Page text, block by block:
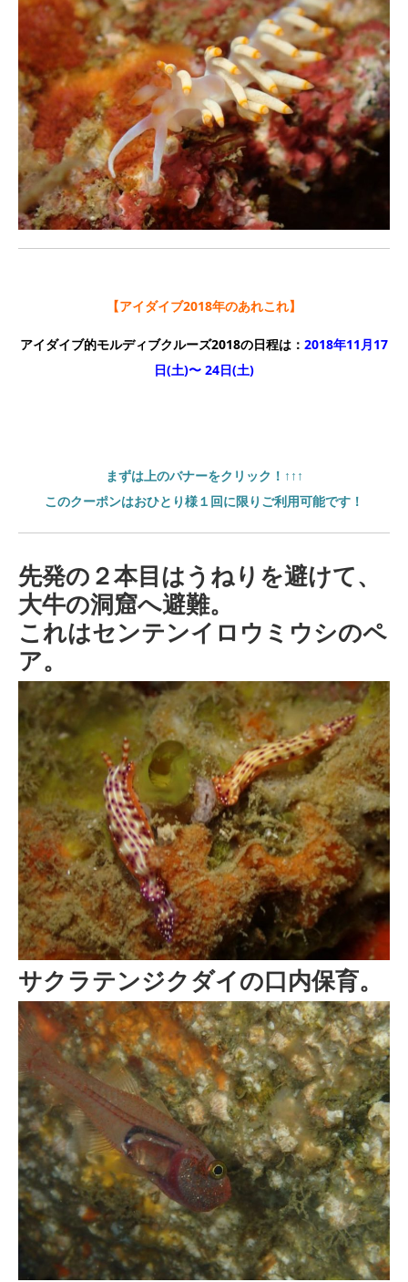
【アイダイブ2018年のあれこれ】
アイダイブ的モルディブクルーズ2018の日程は： 2018年11月17
日(土)〜 24日(土)
まずは上のバナーをクリック！↑↑↑
このクーポンはおひとり様１回に限りご利用可能です！
先発の２本目はうねりを避けて、
大牛の洞窟へ避難。
これはセンテンイロウミウシのペ
ア。
サクラテンジクダイの口内保育。